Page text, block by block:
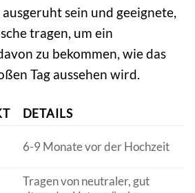
sein und geeignete,
tragen, um ein
zu bekommen, wie das
Tag aussehen wird.
DETAILS
6-9 Monate vor der Hochzeit
Tragen von neutraler, gut